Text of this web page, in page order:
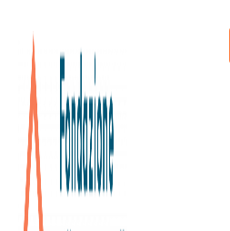
09/02/2026
Dicono di noi